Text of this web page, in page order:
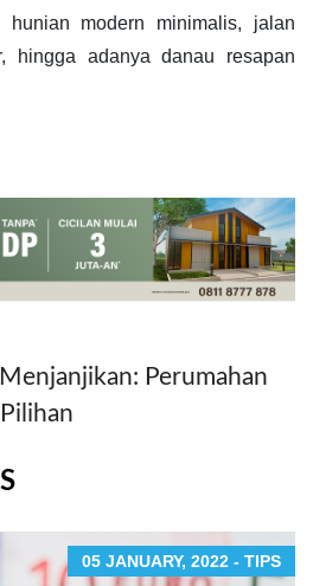
hunian modern minimalis, jalan
hingga adanya danau resapan
Perumahan
05 JANUARY, 2022 - TIPS